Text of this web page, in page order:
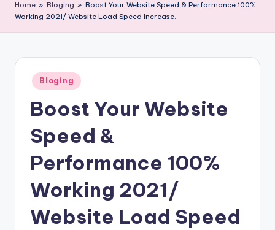
Home » Bloging » Boost Your Website Speed & Performance 100%
Working 2021/ Website Load Speed Increase.
Posted
in
Bloging
Boost Your Website
Speed &
Performance 100%
Working 2021/
Website Load Speed